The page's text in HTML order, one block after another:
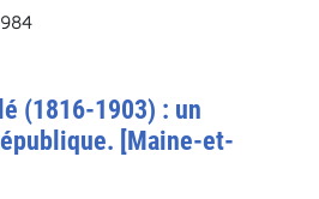
(1816-1903) : un
[Maine-et-